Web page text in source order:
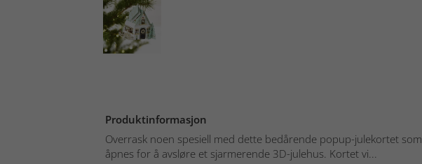
Produktinformasjon
Overrask noen spesiell med dette bedårende popup-julekortet som
åpnes for å avsløre et sjarmerende 3D-julehus. Kortet vi...